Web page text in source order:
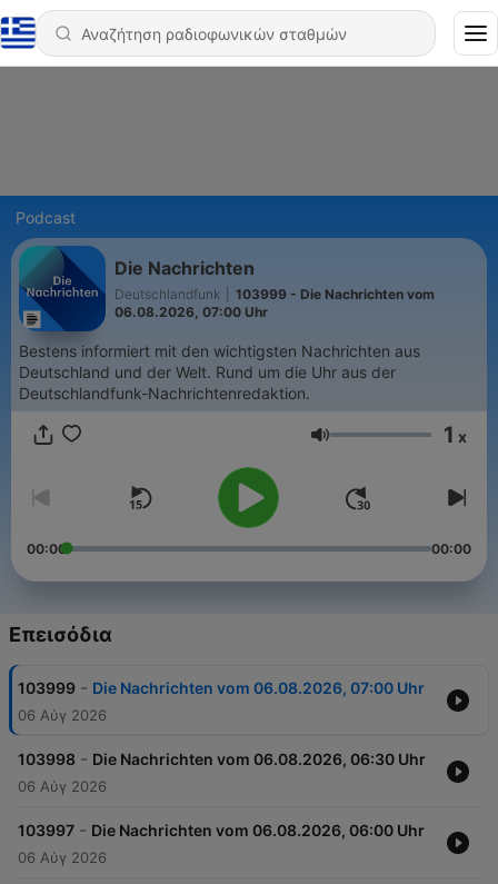
Podcast
Die Nachrichten
Deutschlandfunk
103999 - Die Nachrichten vom
06.08.2026, 07:00 Uhr
Bestens informiert mit den wichtigsten Nachrichten aus
Deutschland und der Welt. Rund um die Uhr aus der
Deutschlandfunk-Nachrichtenredaktion.
Ένταση 1 x
00:00 00:00
Επεισόδια
103999 - Die Nachrichten vom 06.08.2026, 07:00 Uhr
06 Αύγ 2026
103998 - Die Nachrichten vom 06.08.2026, 06:30 Uhr
06 Αύγ 2026
103997 - Die Nachrichten vom 06.08.2026, 06:00 Uhr
06 Αύγ 2026